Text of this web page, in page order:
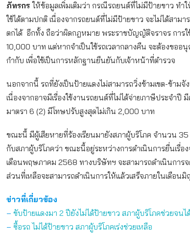
ภัทรกรให้ข้อมูลเพิ่มเติมว่า กรณีรถยนต์ที่ไม่มีป้ายขาว ทำ
ใช้ได้ตามปกติ เนื่องจากรถยนต์ที่ไม่มีป้ายขาว จะไม่ได้สาม
ตกได้ อีกทั้ง ถือว่าผิดกฎหมาย พระราชบัญญัติจราจร การ
10,000 บาท แต่หากจำเป็นใช้รถเวลากลางคืน จะต้องขอ
กำกับ เพื่อใช้เป็นการหลักฐานยืนยันกับเจ้าหน้าที่ตำรวจ
นอกจากนี้ รถที่ยังเป็นป้ายแดงไม่สามารถวิ่งข้ามเขต-ข้ามจั
เนื่องจากอาจมีเรื่องใช้งานรถยนต์ที่ไม่ได้จ่ายภาษีประจำปี
มาตรา 6 (2) มีโทษปรับสูงสุดไม่เกิน 2,000 บาท
ขณะนี้ มีผู้เสียหายที่ร้องเรียนมายังสภาผู้บริโภค จำนวน 35
กับสภาผู้บริโภคว่า ขณะนี้อยู่ระหว่างการดำเนินการยื่นเรื่อ
เดือนพฤษภาคม 2568 ทางบริษัทฯ จะสามารถดำเนินการ
ส่วนที่เหลือจะสามารถดำเนินการให้แล้วเสร็จภายในเดือน
ข่าวที่เกี่ยวข้อง
– ขับป้ายแดงมา 2 ปียังไม่ได้ป้ายขาว สภาผู้บริโภคช่วยจนได้
– ซื้อรถ ไม่ได้ป้ายขาว สภาผู้บริโภคเร่งช่วยเหลือ